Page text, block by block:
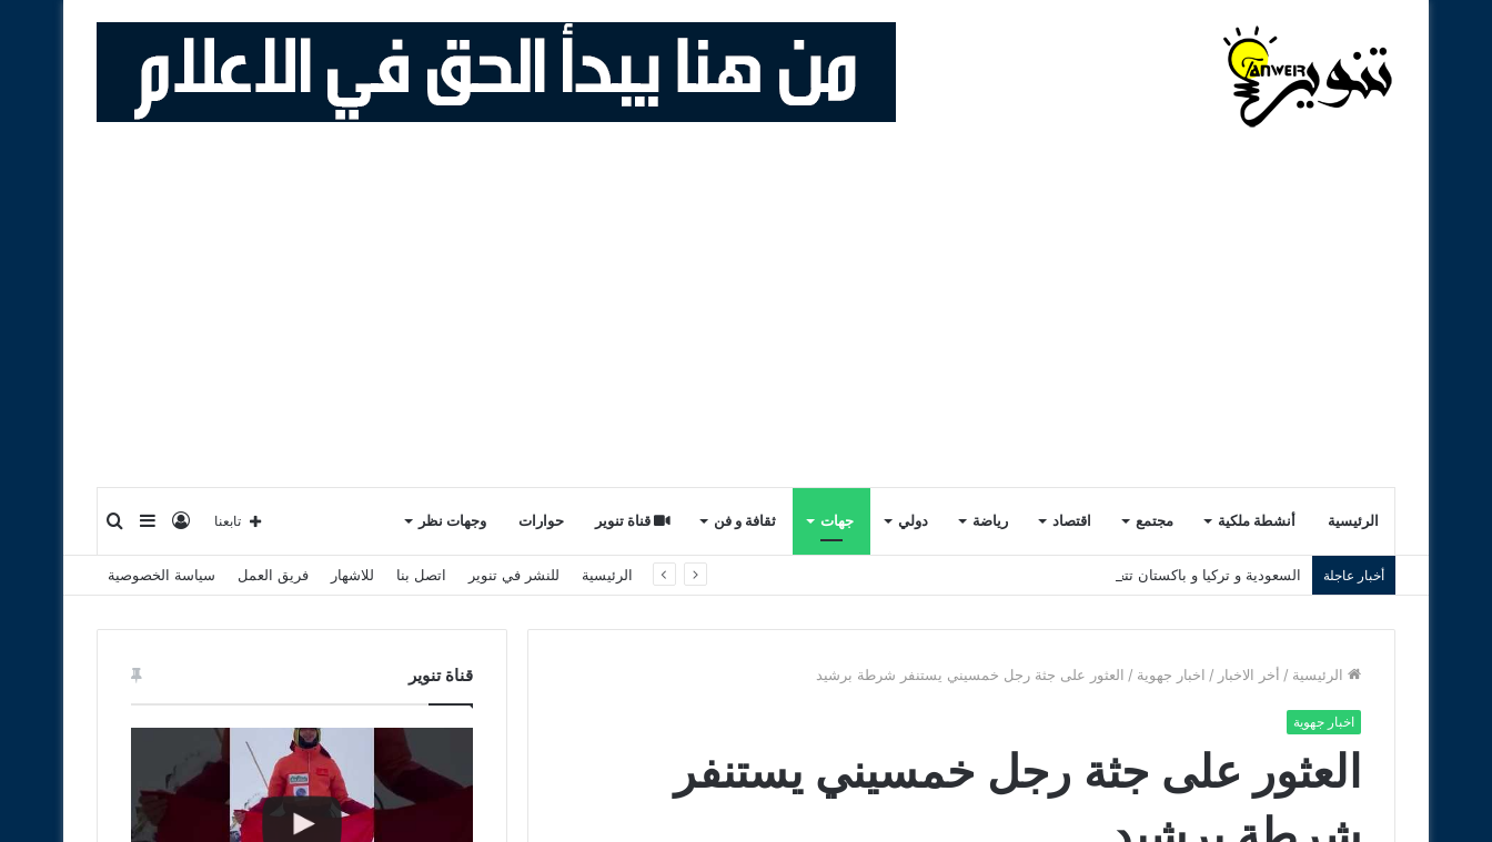
الرئيسية أنشطة ملكية مجتمع اقتصاد رياضة دولي جهات ثقافة و فن قناة تنوير حوارات وجهات نظر إضافة
عمود
تسجيل
الدخول
تابعنا
أخبار عاجلة السعودية و تركيا و باكستان تتجه إلى توقيع اتفاق دفاعي مشترك في المملكة الرئيسية للنشر في تنوير اتصل بنا للاشهار فريق العمل سياسة الخصوصية
الرئيسية / أخر الاخبار / اخبار جهوية / العثور على جثة رجل خمسيني يستنفر شرطة برشيد
اخبار جهوية
العثور على جثة رجل خمسيني يستنفر
قناة تنوير